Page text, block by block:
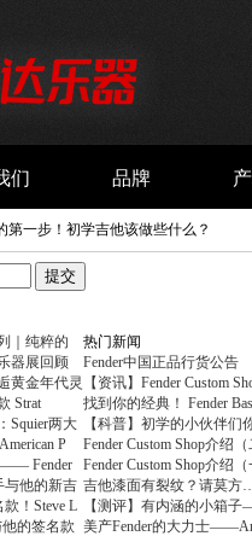
们 品牌
第一步！初学吉他该做些什么？
｜纯粹的
器展回顾
黄金年代灵
Strat
Squier两大
P
—— Fender
与他的新吉
！Steve L
他的签名款
热门新闻
Fender中国正品行货公告
【资讯】Fender Custom
找到你的经典！ Fender
【科普】初学的小伙伴们
Fender Custom Shop介绍
Fender Custom Shop介绍
吉他漆面有裂纹？请莫方
【测评】有内涵的小箱
美产Fender的大力士